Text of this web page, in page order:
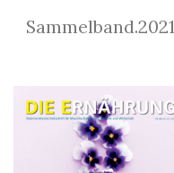
Sammelband.2021